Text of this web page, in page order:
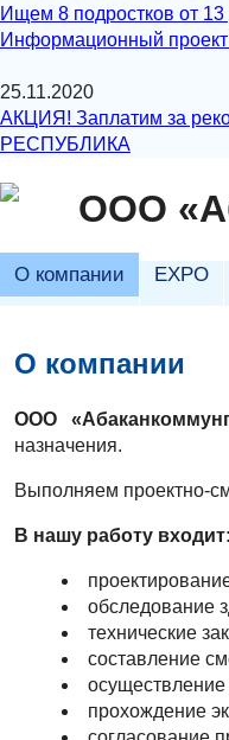
Ищем 8 подростков от 13
Информационный
25.11.2020
АКЦИЯ! Заплатим за
РЕСПУБЛИКА
ООО
О компании EXPO
О компании
ООО
назначения.
Выполняем проектно-
В нашу работу входит:
обследование
технические
составление
осуществление
прохождение